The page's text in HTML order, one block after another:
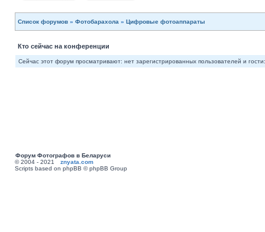
Список форумов » Фотобарахола » Цифровые фотоаппараты
Кто сейчас на конференции
Сейчас этот форум просматривают: нет зарегистрированных пользователей и
Форум Фотографов в Беларуси
© 2004 - 2021 znyata.com
Scripts based on phpBB © phpBB Group